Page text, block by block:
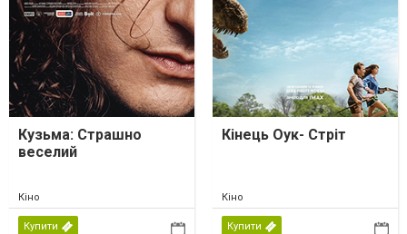
Кузьма: Страшно
веселий
Кіно
Купити
Кінець Оук- Стріт
Кіно
Купити